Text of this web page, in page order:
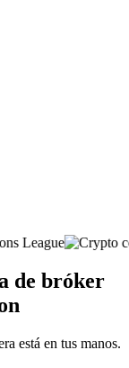
de bróker
está en tus manos.